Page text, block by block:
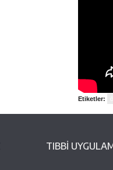
Etiketler:
TIBBİ